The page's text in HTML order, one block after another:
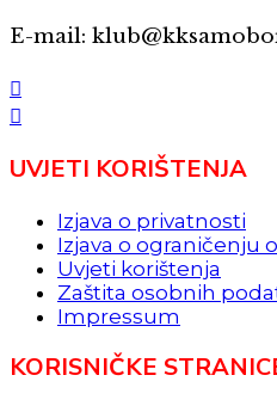
E-mail:
UVJETI KORIŠTENJA
Izjava o privatnosti
Izjava o ograničenju
Uvjeti korištenja
Zaštita osobnih
Impressum
KORISNIČKE